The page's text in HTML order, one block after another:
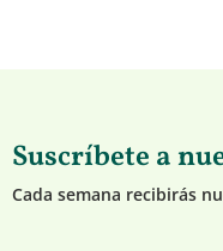
Suscríbete a
Cada semana recibirás